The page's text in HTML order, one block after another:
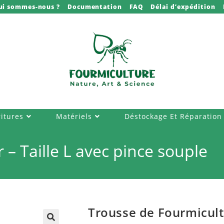
sommes-nous ? Documentation FAQ Délai d’expédition
Matériels Déstockage Et Réparation
Taille L avec pince souple
Trousse de